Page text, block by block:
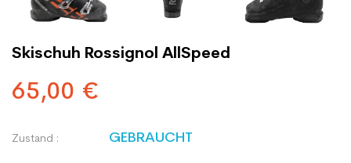
Skischuh Rossignol AllSpeed
65,00 €
Zustand : GEBRAUCHT